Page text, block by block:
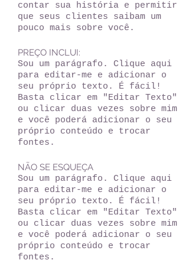
contar sua história e permitir
que seus clientes saibam um
pouco mais sobre você.
PREÇO INCLUI:
Sou um parágrafo. Clique aqui
para editar-me e adicionar o
seu próprio texto. É fácil!
Basta clicar em "Editar Texto"
ou clicar duas vezes sobre mim
e você poderá adicionar o seu
próprio conteúdo e trocar
fontes.
NÃO SE ESQUEÇA
Sou um parágrafo. Clique aqui
para editar-me e adicionar o
seu próprio texto. É fácil!
Basta clicar em "Editar Texto"
ou clicar duas vezes sobre mim
e você poderá adicionar o seu
próprio conteúdo e trocar
fontes.